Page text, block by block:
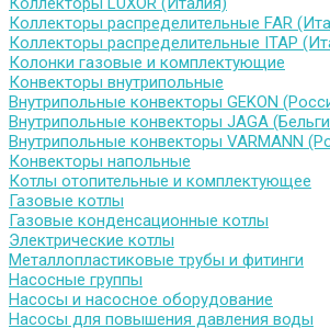
Коллекторы распределительные FAR
Коллекторы распределительные ITAP
Колонки газовые и комплектующие
Конвекторы внутрипольные
Внутрипольные конвекторы GEKON
Внутрипольные конвекторы JAGA
Внутрипольные конвекторы VARMANN
Конвекторы напольные
Котлы отопительные и комплектующее
Газовые котлы
Газовые конденсационные котлы
Электрические котлы
Металлопластиковые трубы и фитинги
Насосные группы
Насосы и насосное оборудование
Насосы для повышения давления воды